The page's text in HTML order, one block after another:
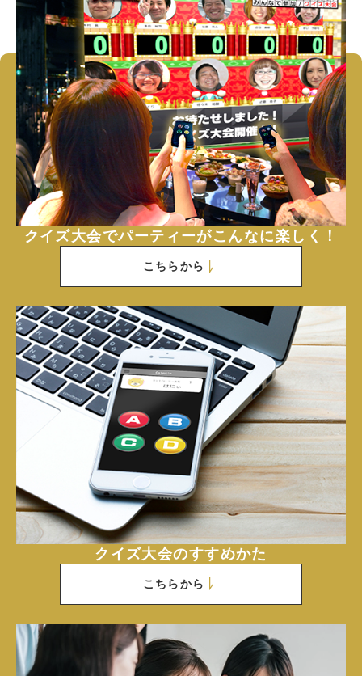
クイズ大会でパーティーがこんなに楽しく！
こちらから
クイズ大会のすすめかた
こちらから